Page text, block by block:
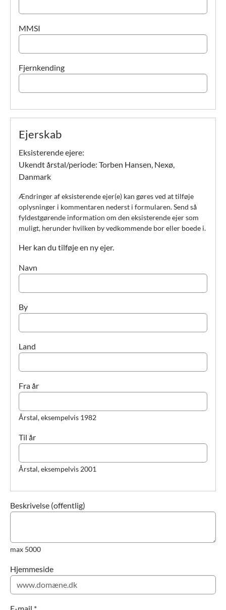
MMSI
Fjernkending
Ejerskab
Eksisterende ejere:
Ukendt årstal/periode: Torben Hansen, Nexø,
Danmark
Ændringer af eksisterende ejer(e) kan gøres ved at tilføje
oplysninger i kommentaren nederst i formularen. Send så
fyldestgørende information om den eksisterende ejer som
muligt, herunder hvilken by vedkommende bor eller boede i.
Her kan du tilføje en ny ejer.
Navn
By
Land
Fra år
Årstal, eksempelvis 1982
Til år
Årstal, eksempelvis 2001
Beskrivelse (offentlig)
max 5000
Hjemmeside